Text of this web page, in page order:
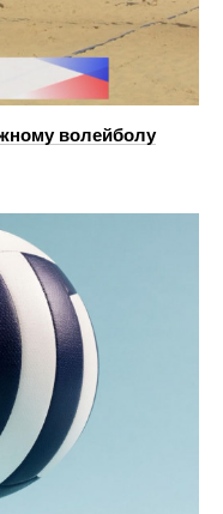
волейболу